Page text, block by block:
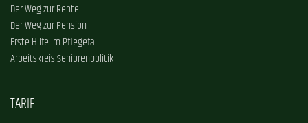
Der Weg zur Rente
Der Weg zur Pension
Erste Hilfe im Pflegefall
Arbeitskreis Seniorenpolitik
TARIF